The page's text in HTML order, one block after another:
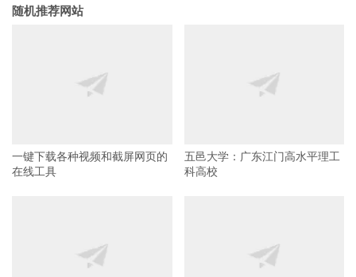
随机推荐网站
一键下载各种视频和截屏网页的
在线工具
五邑大学：广东江门高水平理工
科高校